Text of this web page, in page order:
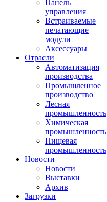
Панель
управления
Встраиваемые
печатающие
модули
Аксессуары
Отрасли
Автоматизация
производства
Промышленное
производство
Лесная
промышленность
Химическая
промышленность
Пищевая
промышленность
Новости
Новости
Выставки
Архив
Загрузки